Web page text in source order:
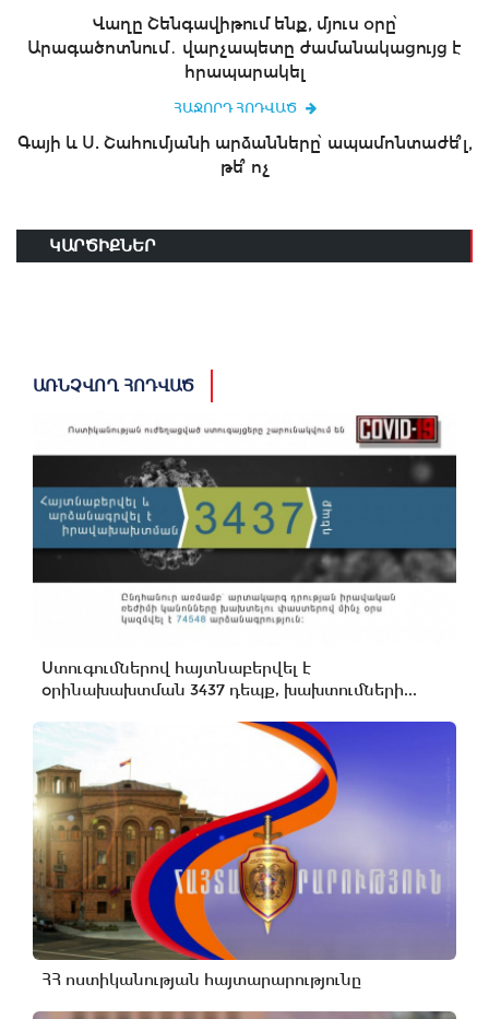
Վաղը Շենգավիթում ենք, մյուս օրը՝
Արագածոտնում․ վարչապետը ժամանակացույց է
հրապարակել
ՀԱՋՈՐԴ ՀՈԴՎԱԾ
Գայի և Ս. Շահումյանի արձանները՝ ապամոնտաժե՞լ,
թե՞ ոչ
ԿԱՐԾԻՔՆԵՐ
ԱՌՆՉՎՈՂ ՀՈԴՎԱԾ
Ստուգումներով հայտնաբերվել է
օրինախախտման 3437 դեպք, խախտումների...
ՀՀ ոստիկանության հայտարարությունը